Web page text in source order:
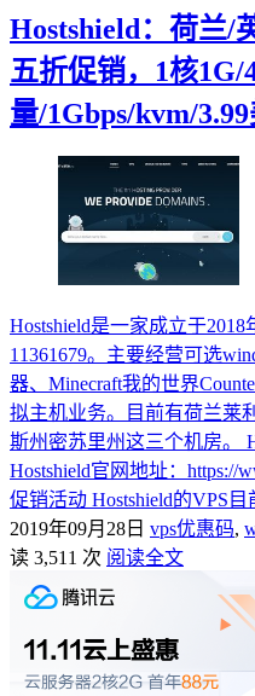
Hostshield：荷兰/
五折促销，1核1G/
量/1Gbps/kvm/
Hostshield是一家成立于
11361679。主要经营可选
器、Minecraft我的世界
拟主机业务。目前有荷兰莱
斯州密苏里州这三个机房。
Hostshield官网地址：https://
促销活动 Hostshield的VPS
2019年09月28日 vps优惠码,
读 3,511 次 阅读全文